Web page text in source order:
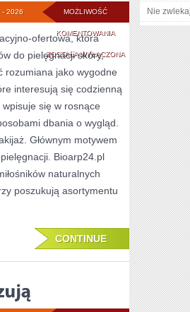
MOŻLIWOŚĆ
KOMENTOWANIAKOSMETYKI
DLA
NIEGO
ZOSTAŁA WYŁĄCZONA
- 2026
ofertowa, która
do pielęgnacji skóry,
rozumiana jako wygodne
interesują się codzienną
się w rosnące
dbania o wygląd.
Głównym motywem
Bioarp24.pl
naturalnych
poszukują asortymentu
CONTINUE
Nie